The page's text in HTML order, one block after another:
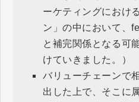
ーケティングにおけ
ン」の中において、
と補完関係となる可
けていきました。）
バリューチェーンで
出した上で、そこに